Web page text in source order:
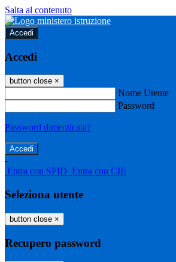
Salta al contenuto
Accedi
Accedi
button close ×
Nome Utente
Password
Password dimenticata?
-
Entra con SPID Entra con CIE
Seleziona utente
button close ×
Recupero password